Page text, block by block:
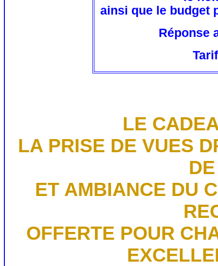
ainsi que le budget
Réponse
LE
LA PRISE DE VUES
ET AMBIANCE DU
OFFERTE POUR